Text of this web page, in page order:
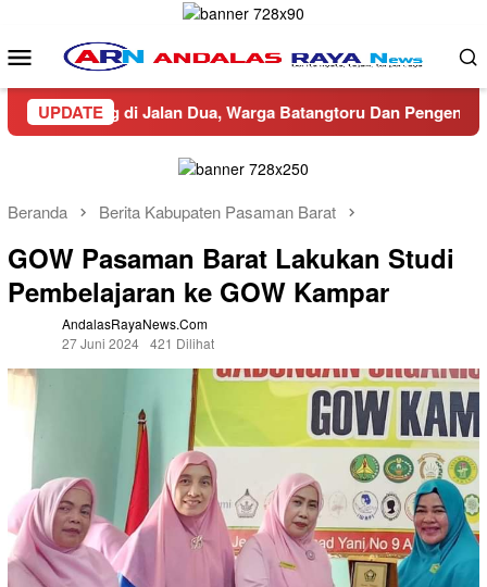
konten
Menu
Mobile
UPDATE
di Jalan Dua, Warga Batangtoru Dan Pengendara Resah
Beranda Berita Kabupaten Pasaman Barat
GOW Pasaman Barat Lakukan Studi
Pembelajaran ke GOW Kampar
AndalasRayaNews.com
27 Juni 2024 421 Dilihat